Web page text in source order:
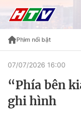
Phim nổi bật
07/07/2026 16:00
“Phía bên
ghi hình